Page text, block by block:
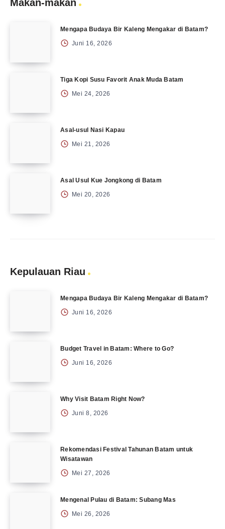
Makan-makan
Mengapa Budaya Bir Kaleng Mengakar di Batam?
Juni 16, 2026
Tiga Kopi Susu Favorit Anak Muda Batam
Mei 24, 2026
Asal-usul Nasi Kapau
Mei 21, 2026
Asal Usul Kue Jongkong di Batam
Mei 20, 2026
Kepulauan Riau
Mengapa Budaya Bir Kaleng Mengakar di Batam?
Juni 16, 2026
Budget Travel in Batam: Where to Go?
Juni 16, 2026
Why Visit Batam Right Now?
Juni 8, 2026
Rekomendasi Festival Tahunan Batam untuk
Wisatawan
Mei 27, 2026
Mengenal Pulau di Batam: Subang Mas
Mei 26, 2026